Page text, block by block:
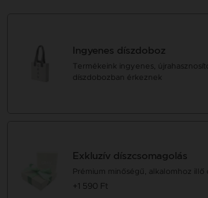
Ingyenes díszdoboz
Termékeink ingyenes,
díszdobozban érkeznek
Exkluzív díszcsomagolás
Prémium minőségű, alkalomhoz illő
+1 590 Ft